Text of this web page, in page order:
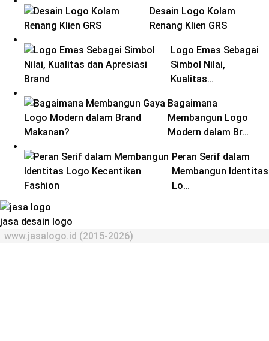
Desain Logo Kolam
Renang Klien GRS
Logo Emas Sebagai
Simbol Nilai,
Kualitas…
Bagaimana
Membangun Logo
Modern dalam Br…
Peran Serif dalam
Membangun Identitas
Lo…
jasa desain logo
www.jasalogo.id (2015-2026)